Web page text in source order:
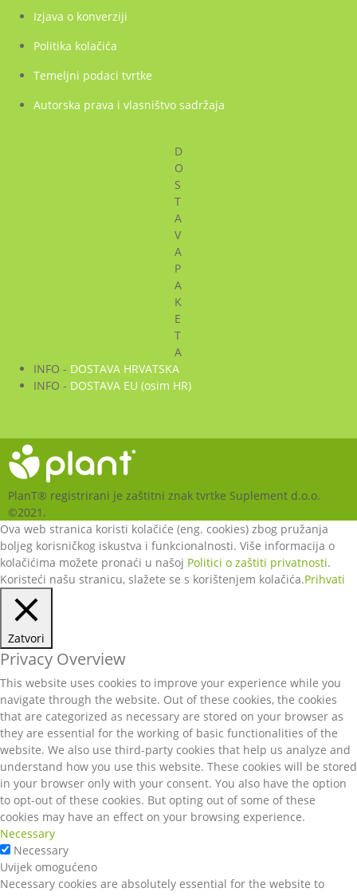
Izjava o konverziji
Politika kolačića
Temeljni podaci tvrtke
Autorska prava i vlasništvo sadržaja
D
O
S
T
A
V
A
P
A
K
E
T
A
INFO - DOSTAVA HRVATSKA
INFO - DOSTAVA EU (osim HR)
PlanT® registrirani je zaštitni znak tvrtke Suplement d.o.o.
©2021.
Ova web stranica koristi kolačiće (eng. cookies) zbog pružanja
boljeg korisničkog iskustva i funkcionalnosti. Više informacija o
kolačićima možete pronaći u našoj Politici o zaštiti privatnosti.
Koristeći našu stranicu, slažete se s korištenjem kolačića.Prihvati
Zatvori
Privacy Overview
This website uses cookies to improve your experience while you
navigate through the website. Out of these cookies, the cookies
that are categorized as necessary are stored on your browser as
they are essential for the working of basic functionalities of the
website. We also use third-party cookies that help us analyze and
understand how you use this website. These cookies will be stored
in your browser only with your consent. You also have the option
to opt-out of these cookies. But opting out of some of these
cookies may have an effect on your browsing experience.
Necessary
Necessary
Uvijek omogućeno
Necessary cookies are absolutely essential for the website to